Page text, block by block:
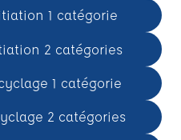
1 catégorie
2 catégories
1 catégorie
2 catégories